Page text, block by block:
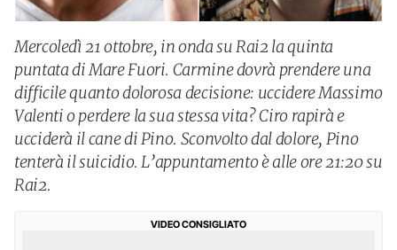
Mercoledì 21 ottobre, in onda su Rai2 la quinta
puntata di Mare Fuori. Carmine dovrà prendere una
difficile quanto dolorosa decisione: uccidere Massimo
Valenti o perdere la sua stessa vita? Ciro rapirà e
ucciderà il cane di Pino. Sconvolto dal dolore, Pino
tenterà il suicidio. L’appuntamento è alle ore 21:20 su
Rai2.
VIDEO CONSIGLIATO